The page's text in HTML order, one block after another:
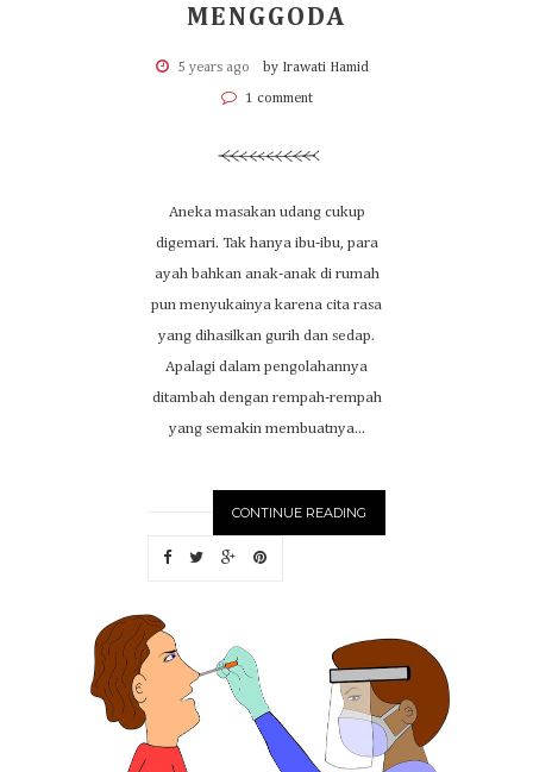
MENGGODA
5 years ago by Irawati Hamid
1 comment
Aneka masakan udang cukup
digemari. Tak hanya ibu-ibu, para
ayah bahkan anak-anak di rumah
pun menyukainya karena cita rasa
yang dihasilkan gurih dan sedap.
Apalagi dalam pengolahannya
ditambah dengan rempah-rempah
yang semakin membuatnya...
CONTINUE READING